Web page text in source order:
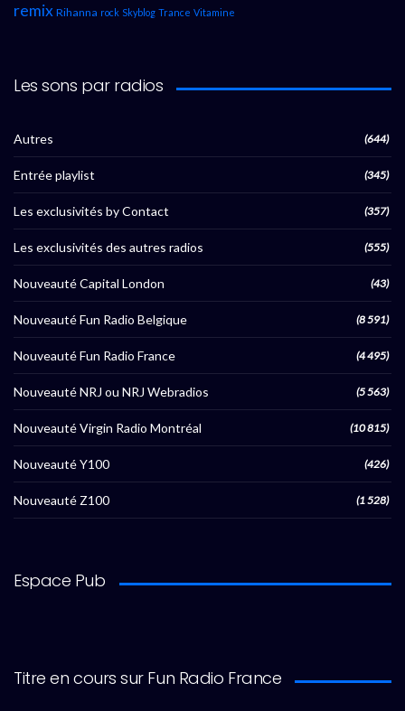
remix Rihanna rock Skyblog Trance Vitamine
Les sons par radios
Autres (644)
Entrée playlist (345)
Les exclusivités by Contact (357)
Les exclusivités des autres radios (555)
Nouveauté Capital London (43)
Nouveauté Fun Radio Belgique (8 591)
Nouveauté Fun Radio France (4 495)
Nouveauté NRJ ou NRJ Webradios (5 563)
Nouveauté Virgin Radio Montréal (10 815)
Nouveauté Y100 (426)
Nouveauté Z100 (1 528)
Espace Pub
Titre en cours sur Fun Radio France